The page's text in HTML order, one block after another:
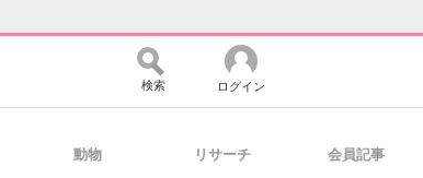
検索 ログイン
動物 リサーチ 会員記事